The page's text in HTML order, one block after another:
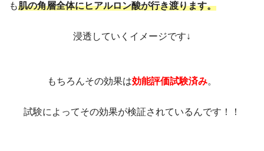
も肌の角層全体にヒアルロン酸が行き渡ります。
浸透していくイメージです↓
もちろんその効果は効能評価試験済み。
試験によってその効果が検証されているんです！！